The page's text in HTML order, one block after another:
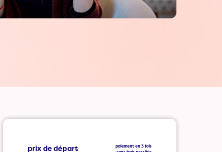
prix de départ
paiement en 3 fois